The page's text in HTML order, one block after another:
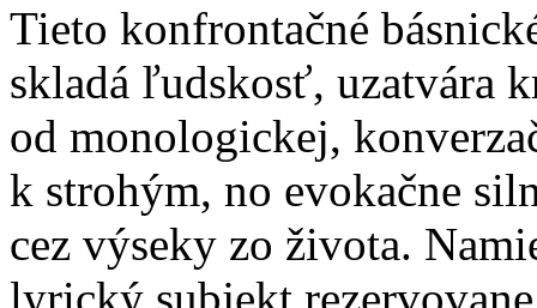
Tieto konfrontačné
skladá ľudskosť, uzatvára
od monologickej,
k strohým, no evokačne
cez výseky zo života.
lyrický subjekt